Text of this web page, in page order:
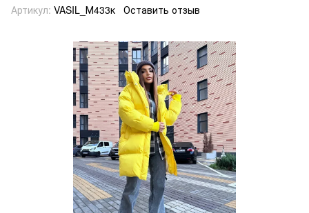
Артикул: VASIL_М433к Оставить отзыв